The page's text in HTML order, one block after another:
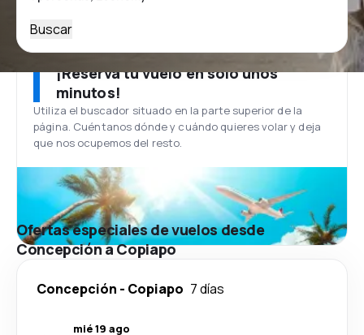
Buscar
¡Reserva tu vuelo en solo unos
minutos!
Utiliza el buscador situado en la parte superior de la
página. Cuéntanos dónde y cuándo quieres volar y deja
que nos ocupemos del resto.
Ofertas especiales de vuelos desde
Concepción a Copiapo
Concepción - Copiapo 7 días
mié 19 ago